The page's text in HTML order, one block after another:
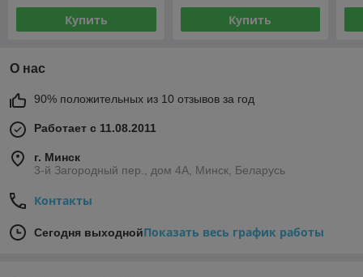
Купить Купить
О нас
90% положительных из 10 отзывов за год
Работает с 11.08.2011
г. Минск
3-й Загородный пер., дом 4А, Минск, Беларусь
Контакты
Сегодня выходнойПоказать весь график работы